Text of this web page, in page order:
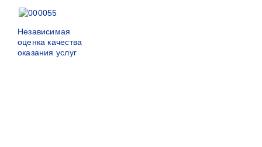
Независимая
оценка качества
оказания услуг